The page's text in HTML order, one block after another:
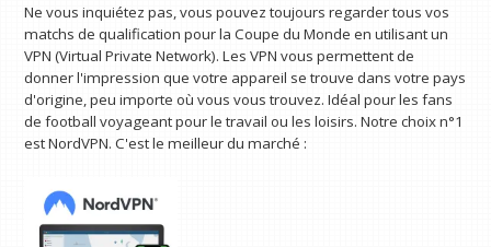
Ne vous inquiétez pas, vous pouvez toujours regarder tous vos
matchs de qualification pour la Coupe du Monde en utilisant un
VPN (Virtual Private Network). Les VPN vous permettent de
donner l'impression que votre appareil se trouve dans votre pays
d'origine, peu importe où vous vous trouvez. Idéal pour les fans
de football voyageant pour le travail ou les loisirs. Notre choix n°1
est NordVPN. C'est le meilleur du marché :